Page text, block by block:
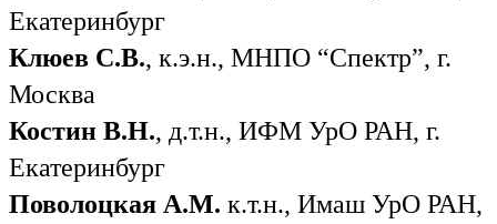
Екатеринбург
Клюев С.В., к.э.н., МНПО “Спектр”, г.
Москва
Костин В.Н., д.т.н., ИФМ УрО РАН, г.
Екатеринбург
Поволоцкая А.М. к.т.н., Имаш УрО РАН,